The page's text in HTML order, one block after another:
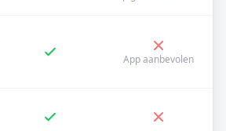
App aanbevolen